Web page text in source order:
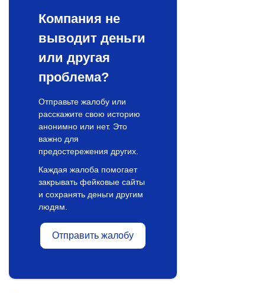
Компания не
выводит деньги
или другая
проблема?
Отправьте жалобу или
расскажите свою историю
анонимно или нет. Это
важно для
предостережения других.
Каждая жалоба помогает
закрывать фейковые сайты
и сохранять деньги другим
людям.
Отправить жалобу